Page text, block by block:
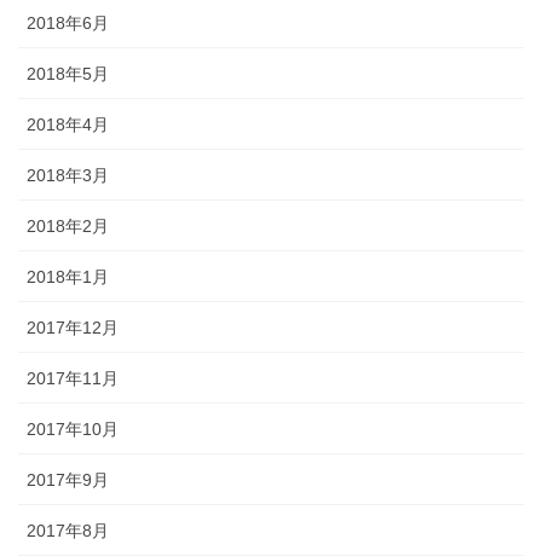
2018年6月
2018年5月
2018年4月
2018年3月
2018年2月
2018年1月
2017年12月
2017年11月
2017年10月
2017年9月
2017年8月